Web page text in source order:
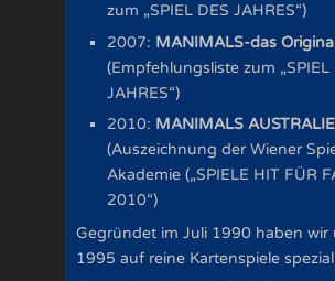
zum „SPIEL DES JAHRES“)
2007: MANIMALS-das
(Empfehlungsliste zum „SPIEL
JAHRES“)
2010: MANIMALS
(Auszeichnung der Wiener
Akademie („SPIELE HIT FÜR
2010“)
Gegründet im Juli 1990 haben wir
1995 auf reine Kartenspiele